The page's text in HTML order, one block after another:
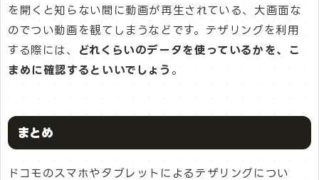
を開くと知らない間に動画が再生されている、大画面な
のでつい動画を観てしまうなどです。テザリングを利用
する際には、
どれくらいのデータを使っているかを、こ
まめに確認するといいでしょう 。
まとめ
ドコモのスマホやタブレットによるテザリングについ